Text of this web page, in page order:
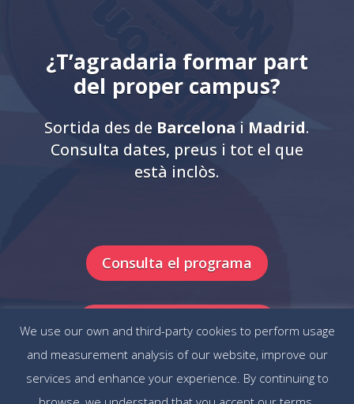
¿T’agradaria formar part
del proper campus?
Sortida des de Barcelona i Madrid.
Consulta dates, preus i tot el que
està inclòs.
Consulta el programa
Contacta amb nosaltres
We use our own and third-party cookies to perform usage
and measurement analysis of our website, improve our
services and enhance your experience. By continuing to